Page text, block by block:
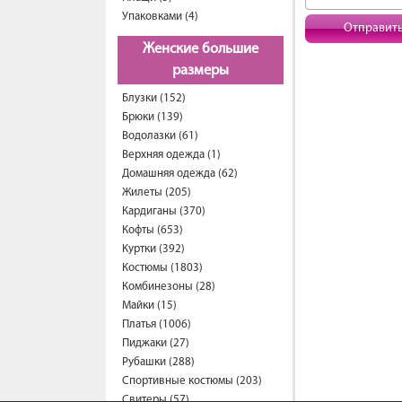
Упаковками (4)
Женские большие
размеры
Блузки (152)
Брюки (139)
Водолазки (61)
Верхняя одежда (1)
Домашняя одежда (62)
Жилеты (205)
Кардиганы (370)
Кофты (653)
Куртки (392)
Костюмы (1803)
Комбинезоны (28)
Майки (15)
Платья (1006)
Пиджаки (27)
Рубашки (288)
Спортивные костюмы (203)